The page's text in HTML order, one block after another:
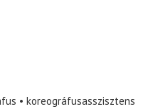
koreográfusasszisztens